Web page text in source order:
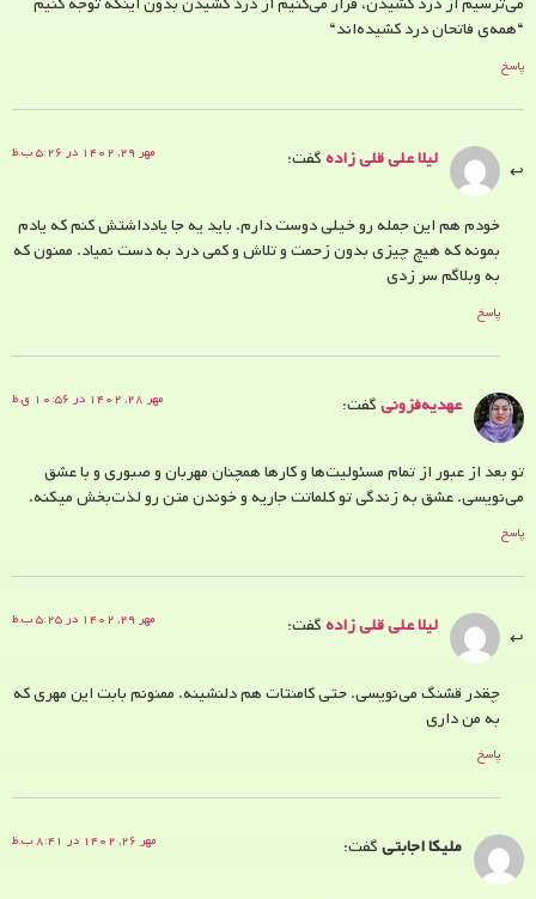
“همه‌ی فاتحان درد کشیده‌اند“
پاسخ
لیلا علی قلی زادهگفت: مهر ۲۹, ۱۴۰۲ در ۵:۲۶ ب.ظ
خودم هم این جمله رو خیلی دوست دارم. باید یه جا یادداشتش کنم که یادم
بمونه که هیچ چیزی بدون زحمت و تلاش و کمی درد به دست نمیاد. ممنون که
به وبلاگم سر زدی
پاسخ
عهدیه‌فزونیگفت: مهر ۲۸, ۱۴۰۲ در ۱۰:۵۶ ق.ظ
تو بعد از عبور از تمام مسئولیت‌ها و کارها همچنان مهربان و صبوری و با عشق
می‌نویسی. عشق به زندگی تو کلماتت جاریه و خوندن متن رو لذت‌بخش میکنه.
پاسخ
لیلا علی قلی زادهگفت: مهر ۲۹, ۱۴۰۲ در ۵:۲۵ ب.ظ
چقدر قشنگ می‌نویسی. حتی کامنتات هم دلنشینه. ممنونم بابت این مهری که
به من داری
پاسخ
ملیکا اجابتیگفت: مهر ۲۶, ۱۴۰۲ در ۸:۴۱ ب.ظ